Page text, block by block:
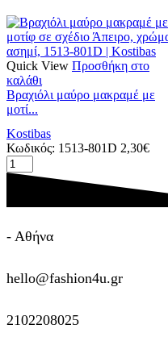
|
Kostibas
ποσότητα
Quick View Προσθήκη στο
καλάθι
Βραχιόλι μαύρο μακραμέ με
μοτί...
Kostibas
Κωδικός: 1513-801D 2,30€
Βραχιόλι
μαύρο
με
σε
σχέδιο
χρώμα
801D
- Αθήνα
hello@fashion4u.gr
2102208025